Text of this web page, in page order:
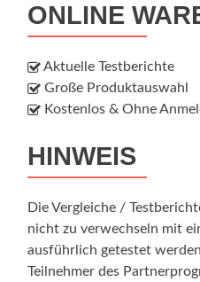
ONLINE
Aktuelle Testberichte
Große Produktauswahl
Kostenlos & Ohne
HINWEIS
Die Vergleiche /
nicht zu verwechseln mit
ausführlich getestet
Teilnehmer des